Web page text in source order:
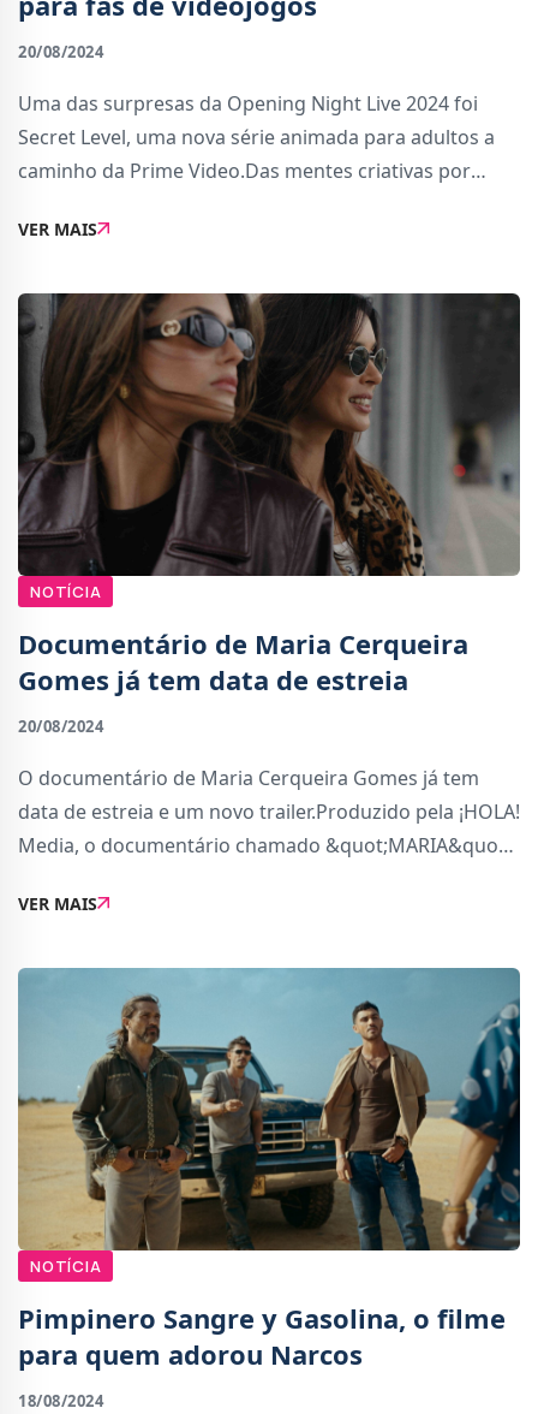
20/08/2024
Uma das surpresas da Opening Night Live 2024 foi
Secret Level, uma nova série animada para adultos a
caminho da Prime Video.Das mentes criativas por
uma série baseada em alguns dos jogos mais ado
VER MAIS
NOTÍCIA
Documentário de Maria Cerqueira
Gomes já tem data de estreia
20/08/2024
O documentário de Maria Cerqueira Gomes já tem
data de estreia e um novo trailer.Produzido pela ¡HOLA!
Media, o documentário chamado &quot;MARIA&quot;
apresentadora, bem como da sua grande famíl
VER MAIS
NOTÍCIA
Pimpinero Sangre y Gasolina, o filme
para quem adorou Narcos
18/08/2024